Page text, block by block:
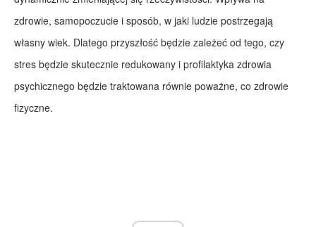
zdrowie, samopoczucie i sposób, w jaki ludzie postrzegają
własny wiek. Dlatego przyszłość będzie zależeć od tego, czy
stres będzie skutecznie redukowany i profilaktyka zdrowia
psychicznego będzie traktowana równie poważne, co zdrowie
fizyczne.